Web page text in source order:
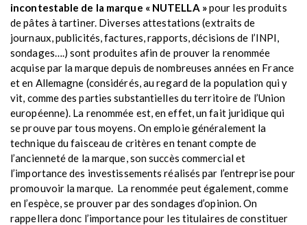
incontestable de la marque « NUTELLA »pour les produits
de pâtes à tartiner. Diverses attestations (extraits de
journaux, publicités, factures, rapports, décisions de l’INPI,
sondages….) sont produites afin de prouver la renommée
acquise par la marque depuis de nombreuses années en France
et en Allemagne (considérés, au regard de la population qui y
vit, comme des parties substantielles du territoire de l’Union
européenne). La renommée est, en effet, un fait juridique qui
se prouve par tous moyens. On emploie généralement la
technique du faisceau de critères en tenant compte de
l’ancienneté de la marque, son succès commercial et
l’importance des investissements réalisés par l’entreprise pour
promouvoir la marque. La renommée peut également, comme
en l’espèce, se prouver par des sondages d’opinion. On
rappellera donc l’importance pour les titulaires de constituer